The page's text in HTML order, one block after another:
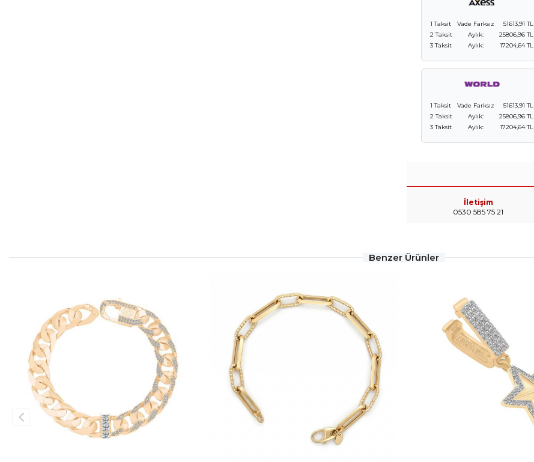
1 Taksit Vade Farksız
51613,91 TL
2 Taksit
Aylık:
25806,96 TL
3 Taksit
Aylık: 17204,64 TL
1 Taksit Vade Farksız
51613,91 TL
2 Taksit
Aylık:
25806,96 TL
3 Taksit
Aylık: 17204,64 TL
İletişim
0530 585 75 21
Benzer Ürünler